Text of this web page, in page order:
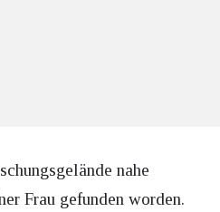
nahe
Frau gefunden worden.